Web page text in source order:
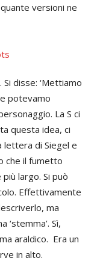
versioni ne
disse: ‘Mettiamo
potevamo
La S ci
questa idea, ci
lettera di Siegel e
che il fumetto
largo. Si può
Effettivamente
ma
‘stemma’. Sì,
araldico. Era un
in alto.